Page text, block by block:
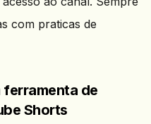
com praticas de
ferramenta de
Shorts